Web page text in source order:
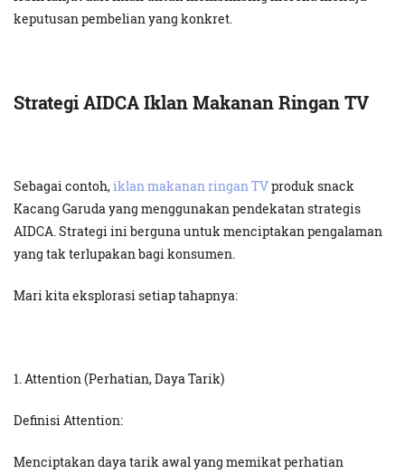
keputusan pembelian yang konkret.
Strategi AIDCA Iklan Makanan Ringan TV
Sebagai contoh,iklan makanan ringan TVproduk snack
Kacang Garuda yang menggunakan pendekatan strategis
AIDCA. Strategi ini berguna untuk menciptakan pengalaman
yang tak terlupakan bagi konsumen.
Mari kita eksplorasi setiap tahapnya:
1. Attention (Perhatian, Daya Tarik)
Definisi Attention:
Menciptakan daya tarik awal yang memikat perhatian